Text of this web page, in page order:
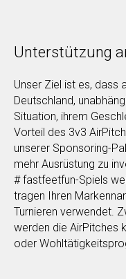
Unterstützung
Unser Ziel ist es, dass
Deutschland,
Situation, ihrem
Vorteil des 3v3
unserer Sponsoring-
mehr Ausrüstung zu
# fastfeetfun-Spiels
tragen Ihren
Turnieren verwendet.
werden die AirPitches
oder